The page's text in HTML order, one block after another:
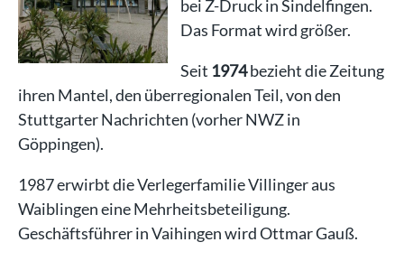
bei Z-Druck in Sindelfingen.
Das Format wird größer.
Seit 1974bezieht die Zeitung
ihren Mantel, den überregionalen Teil, von den
Stuttgarter Nachrichten (vorher NWZ in
Göppingen).
1987 erwirbt die Verlegerfamilie Villinger aus
Waiblingen eine Mehrheitsbeteiligung.
Geschäftsführer in Vaihingen wird Ottmar Gauß.